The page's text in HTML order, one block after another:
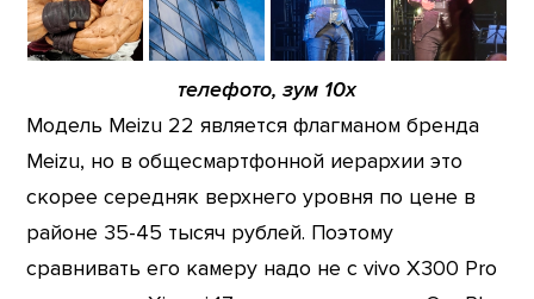
телефото, зум 10х
Модель Meizu 22 является флагманом бренда
Meizu, но в общесмартфонной иерархии это
скорее середняк верхнего уровня по цене в
районе 35-45 тысяч рублей. Поэтому
сравнивать его камеру надо не с vivo X300 Pro